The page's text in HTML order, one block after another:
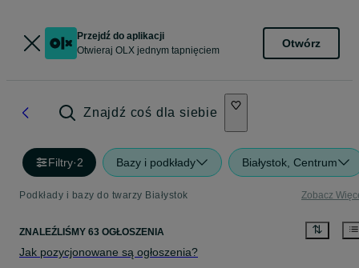
Przejdź do aplikacji
Otwieraj OLX jednym tapnięciem
Otwórz
Znajdź coś dla siebie
Filtry·2 Bazy i podkłady Białystok, Centrum
Podkłady i bazy do twarzy Białystok Zobacz
ZNALEŹLIŚMY 63 OGŁOSZENIA
Jak pozycjonowane są ogłoszenia?